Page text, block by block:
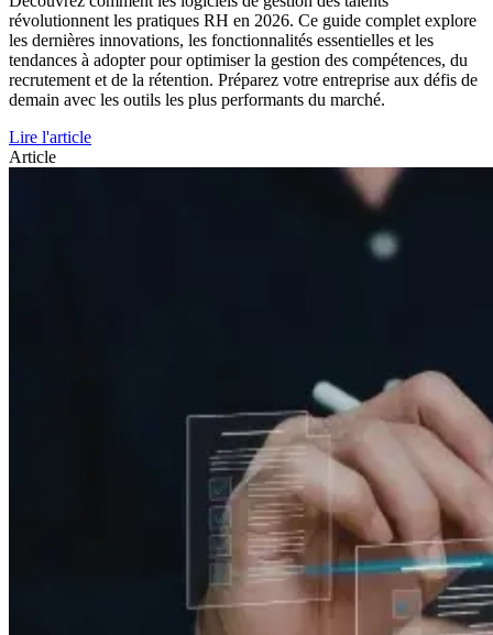
révolutionnent les pratiques RH en 2026. Ce guide complet explore
les dernières innovations, les fonctionnalités essentielles et les
tendances à adopter pour optimiser la gestion des compétences, du
recrutement et de la rétention. Préparez votre entreprise aux défis de
demain avec les outils les plus performants du marché.
Lire l'article
Article